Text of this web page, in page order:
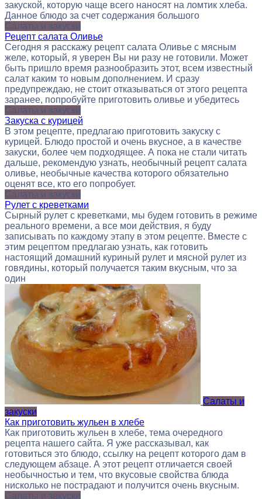
закуской, которую чаще всего наносят на ломтик хлеба.
Данное блюдо за счет содержания большого
Салаты и закуски
Рецепт салата Оливье
Сегодня я расскажу рецепт салата Оливье с мясным
желе, который, я уверен Вы ни разу не готовили. Может
быть пришло время разнообразить этот, всем известный
салат каким то новым дополнением. И сразу
предупреждаю, не стоит отказываться от этого рецепта
заранее, попробуйте приготовить оливье и убедитесь
Салаты и закуски
Закуска с курицей
В этом рецепте, предлагаю приготовить закуску с
курицей. Блюдо простой и очень вкусное, а в качестве
закуски, более чем подходящее. А пока не стали читать
дальше, рекомендую узнать, необычный рецепт салата
оливье, необычные качества которого обязательно
оценят все, кто его попробует.
Салаты и закуски
Рулет с креветками
Сырный рулет с креветками, мы будем готовить в режиме
реального времени, а все мои действия, я буду
записывать по каждому этапу в этом рецепте. Вместе с
этим рецептом предлагаю узнать, как готовить
настоящий домашний куриный рулет и мясной рулет из
говядины, который получается таким вкусным, что за
один
Салаты и
закуски
Как приготовить жульен в хлебе
Как приготовить жульен в хлебе, тема очередного
рецепта нашего сайта. Я уже рассказывал, как
готовиться это блюдо, ссылку на рецепт которого дам в
следующем абзаце. А этот рецепт отличается своей
необычностью и тем, что вкусовые свойства блюда
нисколько не пострадают и получится очень вкусным.
Салаты и закуски